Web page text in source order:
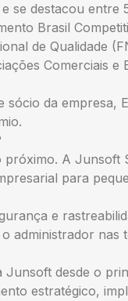
se destacou entre
Brasil
de Qualidade
Comerciais e
da empresa,
A Junsoft
para
e
administrador nas
Junsoft desde o
estratégico,